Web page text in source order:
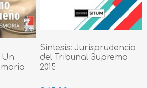
Sintesis: Jurisprudencia
del Tribunal Supremo
2015